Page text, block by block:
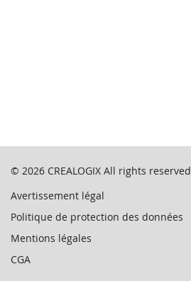
© 2026 CREALOGIX All rights reserved
Avertissement légal
Politique de protection des données
Mentions légales
CGA